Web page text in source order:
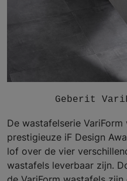
Geberit
De wastafelserie VariForm
prestigieuze iF Design
lof over de vier
wastafels leverbaar zijn.